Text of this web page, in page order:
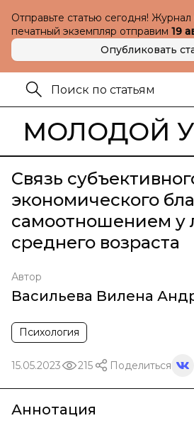
Отправьте статью сегодня!
печатный экземпляр отправим 19
Опубликовать
МОЛОДОЙ
Связь
экономического
самоотношением у
среднего возраста
Автор
Васильева Вилена
Психология
15.05.2023 215 Поделиться
Аннотация